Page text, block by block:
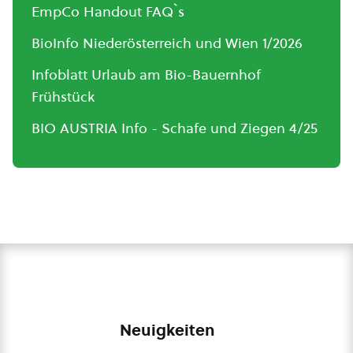
EmpCo Handout FAQ`s
BioInfo Niederösterreich und Wien 1/2026
Infoblatt Urlaub am Bio-Bauernhof
Frühstück
BIO AUSTRIA Info - Schafe und Ziegen 4/25
Neuigkeiten